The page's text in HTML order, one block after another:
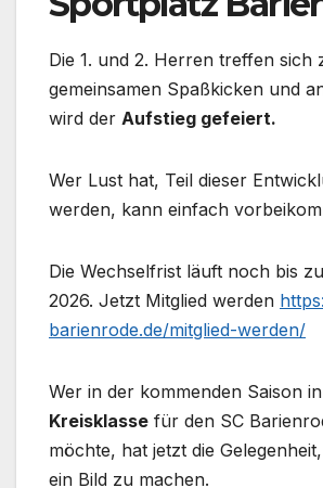
Die 1. und 2. Herren treffen sich
gemeinsamen Spaßkicken und
wird der Aufstieg gefeiert.
Wer Lust hat, Teil dieser
werden, kann einfach
Die Wechselfrist läuft noch bis
2026. Jetzt Mitglied werden
barienrode.de/mitglied-werden/
Wer in der kommenden Saison
Kreisklasse für den SC
möchte, hat jetzt die
ein Bild zu machen.